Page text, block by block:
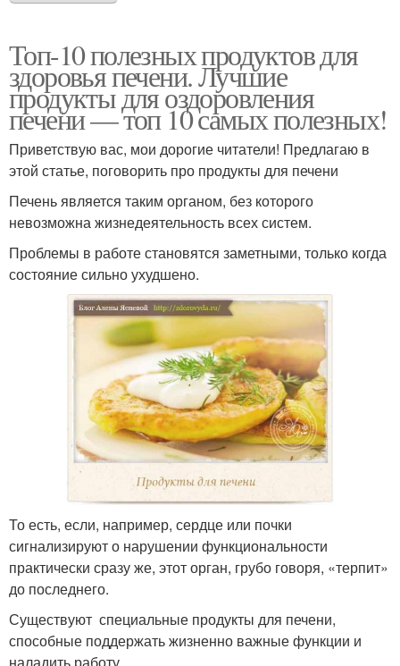
Топ-10 полезных продуктов для
здоровья печени. Лучшие
продукты для оздоровления
печени — топ 10 самых полезных!
Приветствую вас, мои дорогие читатели! Предлагаю в
этой статье, поговорить про продукты для печени
Печень является таким органом, без которого
невозможна жизнедеятельность всех систем.
Проблемы в работе становятся заметными, только когда
состояние сильно ухудшено.
То есть, если, например, сердце или почки
сигнализируют о нарушении функциональности
практически сразу же, этот орган, грубо говоря, «терпит»
до последнего.
Существуют специальные продукты для печени,
способные поддержать жизненно важные функции и
наладить работу.